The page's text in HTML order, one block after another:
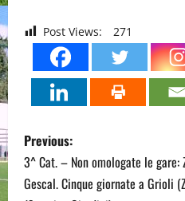
Post Views: 271
P
o
Previous:
3^ Cat. – Non omologate le
Gescal. Cinque giornate a Grioli